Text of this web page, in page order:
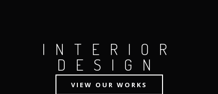
INTERIOR
DESIGN
VIEW OUR WORKS